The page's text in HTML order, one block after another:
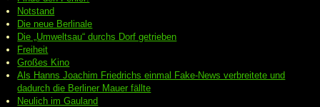
Notstand
Die neue Berlinale
Die „Umweltsau“ durchs Dorf getrieben
Freiheit
Großes Kino
Als Hanns Joachim Friedrichs einmal Fake-News verbreitete und
dadurch die Berliner Mauer fällte
Neulich im Gauland